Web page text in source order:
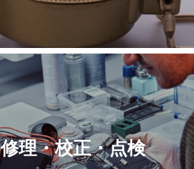
修理・校正・点検